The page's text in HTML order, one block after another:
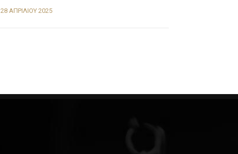
28 ΑΠΡΙΛΊΟΥ 2025